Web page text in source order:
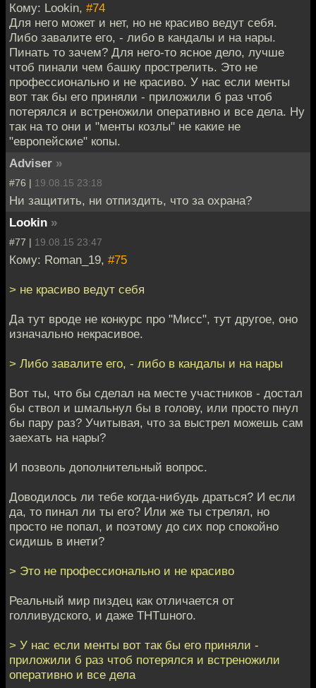
Кому: Lookin, #74
Для него может и нет, но не красиво ведут себя.
Либо завалите его, - либо в кандалы и на нары.
Пинать то зачем? Для него-то ясное дело, лучше
чтоб пинали чем башку прострелить. Это не
профессионально и не красиво. У нас если менты
вот так бы его приняли - приложили б раз чтоб
потерялся и встреножили оперативно и все дела. Ну
так на то они и "менты козлы" не какие не
"европейские" копы.
Adviser »
#76 | 19.08.15 23:18
Ни защитить, ни отпиздить, что за охрана?
Lookin »
#77 | 19.08.15 23:47
Кому: Roman_19, #75
> не красиво ведут себя
Да тут вроде не конкурс про "Мисс", тут другое, оно
изначально некрасивое.
> Либо завалите его, - либо в кандалы и на нары
Вот ты, что бы сделал на месте участников - достал
бы ствол и шмальнул бы в голову, или просто пнул
бы пару раз? Учитывая, что за выстрел можешь сам
заехать на нары?
И позволь дополнительный вопрос.
Доводилось ли тебе когда-нибудь драться? И если
да, то пинал ли ты его? Или же ты стрелял, но
просто не попал, и поэтому до сих пор спокойно
сидишь в инети?
> Это не профессионально и не красиво
Реальный мир пиздец как отличается от
голливудского, и даже ТНТшного.
> У нас если менты вот так бы его приняли -
приложили б раз чтоб потерялся и встреножили
оперативно и все дела